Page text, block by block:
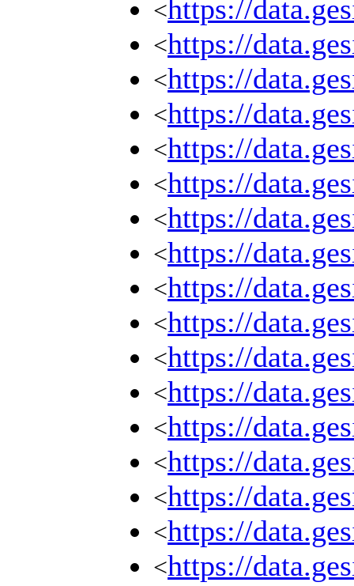
<https://
<https://
<https://
<https://
<https://
<https://
<https://
<https://
<https://
<https://
<https://
<https://
<https://
<https://
<https://
<https://
<https://